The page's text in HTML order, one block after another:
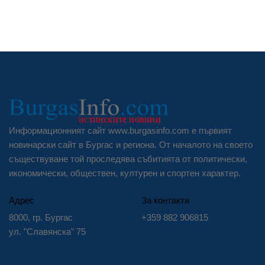
Информационният сайт www.burgasinfo.com е първият
новинарски сайт в Бургас и региона. От началото на своето
съществуване той проследява събитията от политически,
икономически, обществен, културен и спортен характер.
Адрес
8000, гр. Бургас
ул. "Славянска" 75
За контакти
+359 882 906815